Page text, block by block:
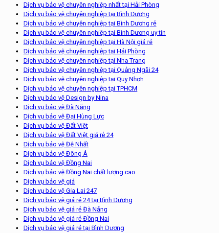
Dịch vụ bảo vệ chuyên nghiệp nhất tại Hải Phòng
Dịch vụ bảo vệ chuyên nghiệp tại Bình Dương
Dịch vụ bảo vệ chuyên nghiệp tại Bình Dương rẻ
Dịch vụ bảo vệ chuyên nghiệp tại Bình Dương uy tín
Dịch vụ bảo vệ chuyên nghiệp tại Hà Nội giá rẻ
Dịch vụ bảo vệ chuyên nghiệp tại Hải Phòng
Dịch vụ bảo vệ chuyên nghiệp tại Nha Trang
Dịch vụ bảo vệ chuyên nghiệp tại Quảng Ngãi 24
Dịch vụ bảo vệ chuyên nghiệp tại Quy Nhơn
Dịch vụ bảo vệ chuyên nghiệp tại TPHCM
Dịch vụ bảo vệ Design by Nina
Dịch vụ bảo vệ Đà Nẵng
Dịch vụ bảo vệ Đại Hùng Lực
Dịch vụ bảo vệ Đất Việt
Dịch vụ bảo vệ Đất Việt giá rẻ 24
Dịch vụ bảo vệ Đệ Nhất
Dịch vụ bảo vệ Đông Á
Dịch vụ bảo vệ Đồng Nai
Dịch vụ bảo vệ Đồng Nai chất lượng cao
Dịch vụ bảo vệ giá
Dịch vụ bảo vệ Gia Lai 247
Dịch vụ bảo vệ giá rẻ 24 tại Bình Dương
Dịch vụ bảo vệ giá rẻ Đà Nẵng
Dịch vụ bảo vệ giá rẻ Đồng Nai
Dịch vụ bảo vệ giá rẻ tại Bình Dương